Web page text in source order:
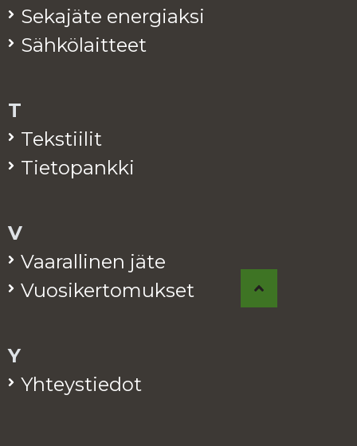
Se­ka­jä­te ener­giak­si
Säh­kö­lait­teet
T
Teks­tii­lit
Tie­to­pank­ki
V
Vaa­ral­li­nen jäte
Vuo­si­ker­to­muk­set
Y
Yh­teys­tie­dot